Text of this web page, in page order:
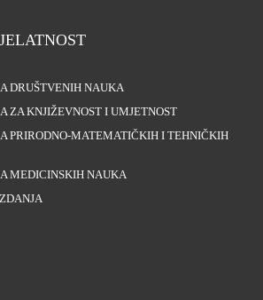
DRUŠTVENIH NAUKA
ZA KNJIŽEVNOST I UMJETNOST
PRIRODNO-MATEMATIČKIH I TEHNIČKIH
MEDICINSKIH NAUKA